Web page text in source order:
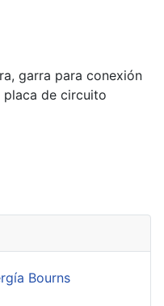
garra para conexión
placa de circuito
Bourns